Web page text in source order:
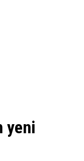
yeni